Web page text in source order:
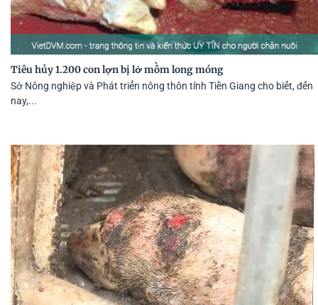
Tiêu hủy 1.200 con lợn bị lở mồm long móng
Sở Nông nghiệp và Phát triển nông thôn tỉnh Tiền Giang cho biết, đến
nay,...